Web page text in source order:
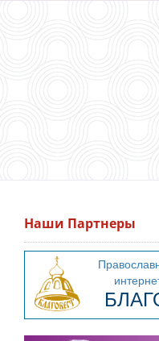
Наши Партнеры